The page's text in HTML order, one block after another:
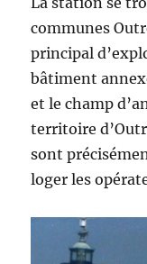
communes
principal
bâtiment
et le champ
territoire
sont
loger les